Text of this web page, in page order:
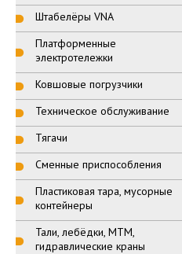
Штабелёры VNA
Платформенные
электротележки
Ковшовые погрузчики
Техническое обслуживание
Тягачи
Сменные приспособления
Пластиковая тара, мусорные
контейнеры
Тали, лебёдки, МТМ,
гидравлические краны